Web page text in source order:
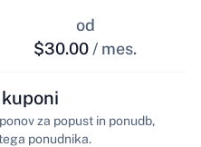
od
$30.00 / mes.
za popust in ponudb,
ponudnika.